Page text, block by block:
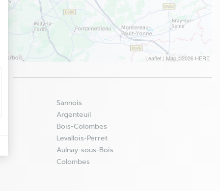
Leaflet| Map ©2026 HERE
Sannois
Argenteuil
Bois-Colombes
Levallois-Perret
Aulnay-sous-Bois
Colombes